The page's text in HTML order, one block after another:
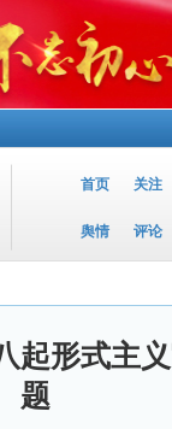
首页 关注
舆情 评论
起形式主
题